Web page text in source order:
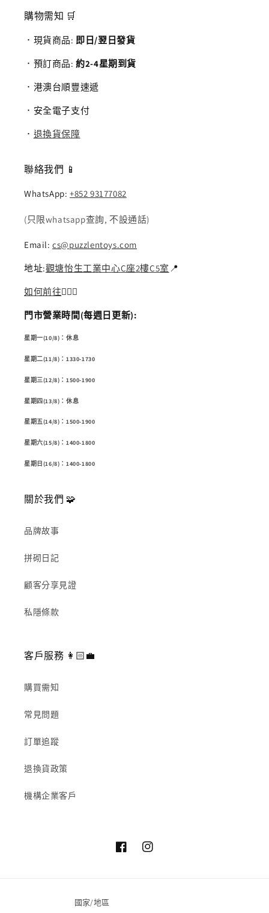
購物需知 🛒
．現貨商品: 即日/翌日發貨
．預訂商品:約2-4星期到貨
．港澳台順豐速遞
．安全電子支付
． 退換貨保障
聯絡我們 📱
WhatsApp: +852 93177082
(只限whatsapp查詢, 不設通話)
Email:cs@puzzlentoys.com
地址:觀塘怡生工業中心C座2樓C5室 📍
如何前往🏃🏻‍♂️
門市營業時間(每週日更新):
星期一(10/8)：休息
星期二(11/8)：1330-1730
星期三(12/8)：1500-1900
星期四(13/8)：休息
星期五(14/8)：1500-1900
星期六(15/8)：1400-1800
星期日(16/8)：1400-1800
關於我們 🧩
品牌故事
拼砌日記
顧客分享見證
私隱條款
客戶服務 👩🏻‍💼
購買需知
常見問題
訂單追蹤
退換貨政策
機構企業客戶
FacebookInstagram
國家/地區